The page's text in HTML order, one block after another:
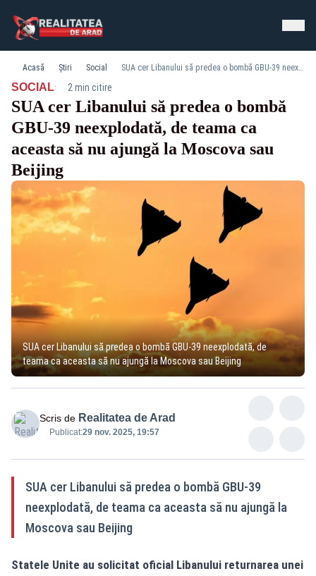
Acasă Știri Social SUA cer Libanului să predea o bombă GBU-39 neexplodată, de teama ca aceasta să nu ajungă la Moscova sau Beijing
SOCIAL· 2 min citire
SUA cer Libanului să predea o bombă
GBU-39 neexplodată, de teama ca
aceasta să nu ajungă la Moscova sau
Beijing
SUA cer Libanului să predea o bombă GBU-39 neexplodată, de
teama ca aceasta să nu ajungă la Moscova sau Beijing
Scris de Realitatea de Arad
Publicat:29 nov. 2025, 19:57
SUA cer Libanului să predea o bombă GBU-39
neexplodată, de teama ca aceasta să nu ajungă la
Moscova sau Beijing
Statele Unite au solicitat oficial Libanului returnarea unei